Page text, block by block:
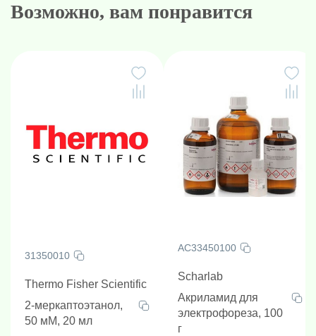
Возможно, вам понравится
31350010
Thermo Fisher Scientific
2-меркаптоэтанол,
50 мМ, 20 мл
AC33450100
Scharlab
Акриламид для
электрофореза, 100
г